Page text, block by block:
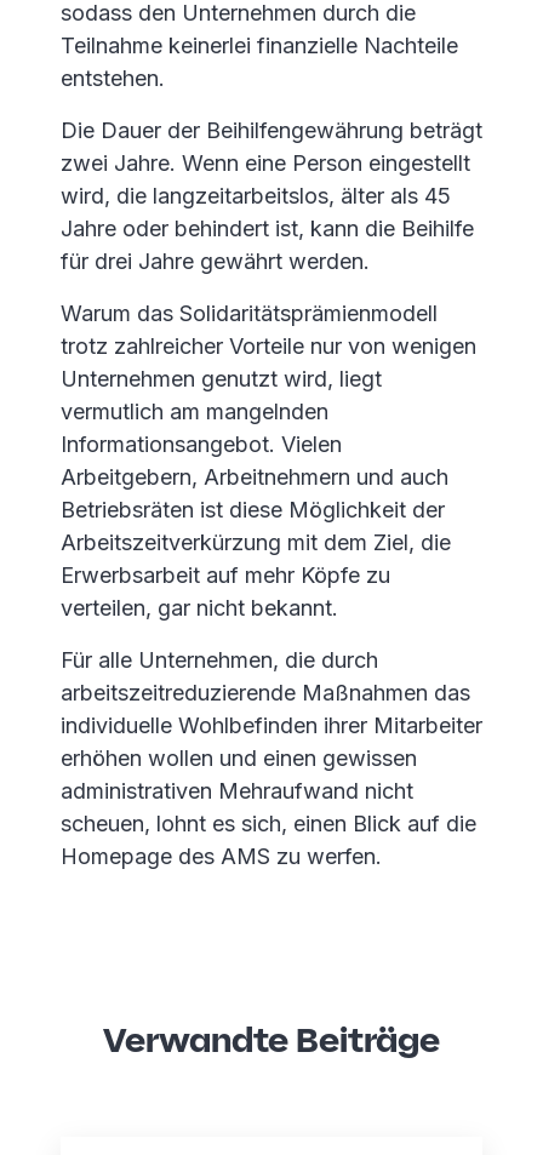
sodass den Unternehmen durch die
Teilnahme keinerlei finanzielle Nachteile
entstehen.
Die Dauer der Beihilfengewährung beträgt
zwei Jahre. Wenn eine Person eingestellt
wird, die langzeitarbeitslos, älter als 45
Jahre oder behindert ist, kann die Beihilfe
für drei Jahre gewährt werden.
Warum das Solidaritätsprämienmodell
trotz zahlreicher Vorteile nur von wenigen
Unternehmen genutzt wird, liegt
vermutlich am mangelnden
Informationsangebot. Vielen
Arbeitgebern, Arbeitnehmern und auch
Betriebsräten ist diese Möglichkeit der
Arbeitszeitverkürzung mit dem Ziel, die
Erwerbsarbeit auf mehr Köpfe zu
verteilen, gar nicht bekannt.
Für alle Unternehmen, die durch
arbeitszeitreduzierende Maßnahmen das
individuelle Wohlbefinden ihrer Mitarbeiter
erhöhen wollen und einen gewissen
administrativen Mehraufwand nicht
scheuen, lohnt es sich, einen Blick auf die
Homepage des AMS zu werfen.
Verwandte Beiträge